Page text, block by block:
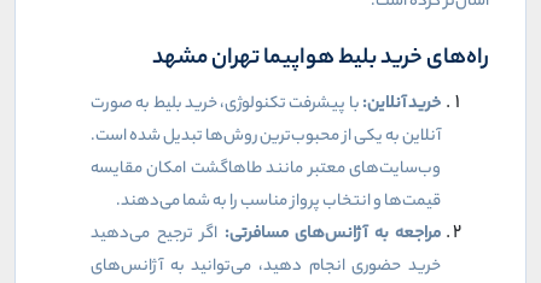
راه‌های خرید بلیط هواپیما تهران مشهد
خرید آنلاین:با پیشرفت تکنولوژی، خرید بلیط به صورت
آنلاین به یکی از محبوب‌ترین روش‌ها تبدیل شده است.
وب‌سایت‌های معتبر مانند طاهاگشت امکان مقایسه
قیمت‌ها و انتخاب پرواز مناسب را به شما می‌دهند.
مراجعه به آژانس‌های مسافرتی: اگر ترجیح می‌دهید
خرید حضوری انجام دهید، می‌توانید به آژانس‌های